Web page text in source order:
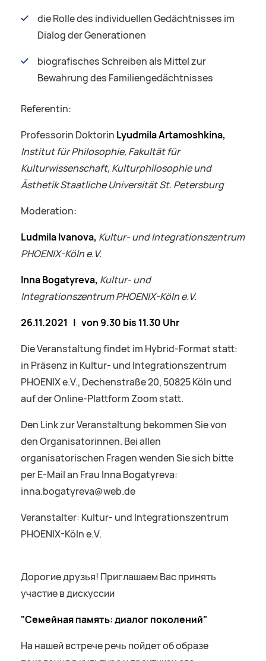
die Rolle des individuellen Gedächtnisses im
Dialog der Generationen
biografisches Schreiben als Mittel zur
Bewahrung des Familiengedächtnisses
Referentin:
Professorin Doktorin Lyudmila Artamoshkina,
Institut für Philosophie, Fakultät für
Kulturwissenschaft, Kulturphilosophie und
ÄsthetikStaatliche Universität St. Petersburg
Moderation:
Ludmila Ivanova, Kultur- und Integrationszentrum
PHOENIX-Köln e.V.
Inna Bogatyreva, Kultur- und
Integrationszentrum PHOENIX-Köln e.V.
26.11.2021 | von 9.30 bis 11.30 Uhr
Die Veranstaltung findet im Hybrid-Format statt:
in Präsenz in Kultur- und Integrationszentrum
PHOENIX e.V., Dechenstraße 20, 50825 Köln und
auf der Online-Plattform Zoom statt.
Den Link zur Veranstaltung bekommen Sie von
den Organisatorinnen. Bei allen
organisatorischen Fragen wenden Sie sich bitte
per E-Mail an Frau Inna Bogatyreva:
inna.bogatyreva@web.de
Veranstalter: Kultur- und Integrationszentrum
PHOENIX-Köln e.V.
Дорогие друзья! Приглашаем Вас принять
участие в дискуссии
"Семейная память: диалог поколений"
На нашей встрече речь пойдет об образе